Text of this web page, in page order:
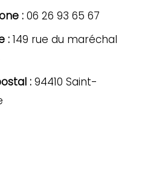
:06 26 93 65 67
:149 rue du maréchal
:94410 Saint-